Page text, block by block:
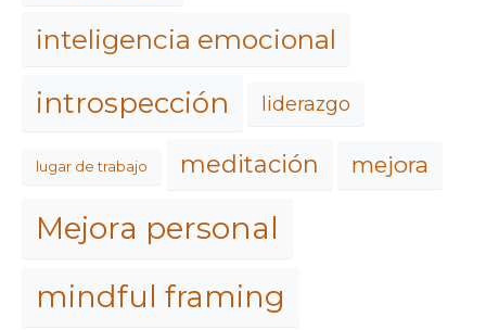
inteligencia emocional
introspección liderazgo
lugar de trabajo meditación mejora
Mejora personal
mindful framing